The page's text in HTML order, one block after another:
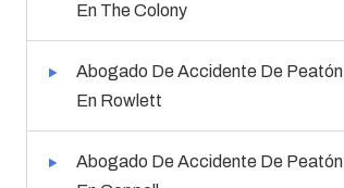
En The Colony
Abogado De Accidente De Peatón
En Rowlett
Abogado De Accidente De Peatón